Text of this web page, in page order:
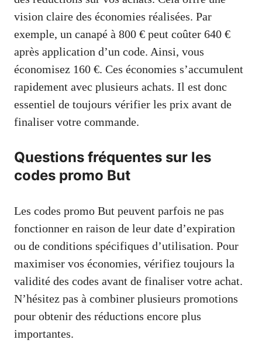
vision claire des économies réalisées. Par
exemple, un canapé à 800 € peut coûter 640 €
après application d’un code. Ainsi, vous
économisez 160 €. Ces économies s’accumulent
rapidement avec plusieurs achats. Il est donc
essentiel de toujours vérifier les prix avant de
finaliser votre commande.
Questions fréquentes sur les
codes promo But
Les codes promo But peuvent parfois ne pas
fonctionner en raison de leur date d’expiration
ou de conditions spécifiques d’utilisation. Pour
maximiser vos économies, vérifiez toujours la
validité des codes avant de finaliser votre achat.
N’hésitez pas à combiner plusieurs promotions
pour obtenir des réductions encore plus
importantes.